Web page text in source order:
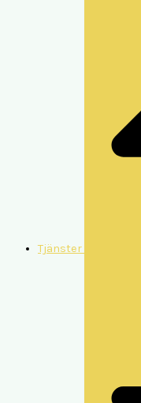
Tjänster